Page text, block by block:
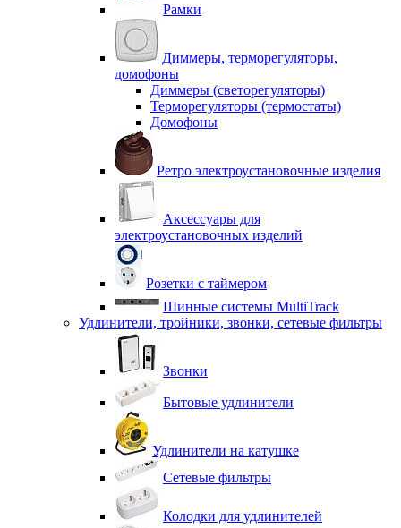
Рамки
Диммеры, терморегуляторы,
домофоны
Диммеры (светорегуляторы)
Терморегуляторы (термостаты)
Домофоны
Ретро электроустановочные изделия
Аксессуары для
электроустановочных изделий
Розетки с таймером
Шинные системы MultiTrack
Удлинители, тройники, звонки, сетевые фильтры
Звонки
Бытовые удлинители
Удлинители на катушке
Сетевые фильтры
Колодки для удлинителей